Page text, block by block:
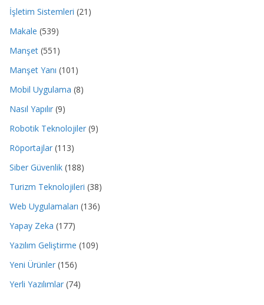
İşletim Sistemleri (21)
Makale (539)
Manşet (551)
Manşet Yanı (101)
Mobil Uygulama (8)
Nasıl Yapılır (9)
Robotik Teknolojiler (9)
Röportajlar (113)
Siber Güvenlik (188)
Turizm Teknolojileri (38)
Web Uygulamaları (136)
Yapay Zeka (177)
Yazılım Geliştirme (109)
Yeni Ürünler (156)
Yerli Yazılımlar (74)